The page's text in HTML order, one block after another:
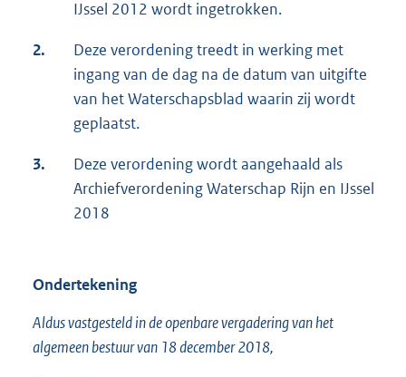
IJssel 2012 wordt ingetrokken.
2.
Deze verordening treedt in werking met
ingang van de dag na de datum van uitgifte
van het Waterschapsblad waarin zij wordt
geplaatst.
3.
Deze verordening wordt aangehaald als
Archiefverordening Waterschap Rijn en IJssel
2018
Ondertekening
Aldus vastgesteld in de openbare vergadering van het
algemeen bestuur van 18 december 2018,